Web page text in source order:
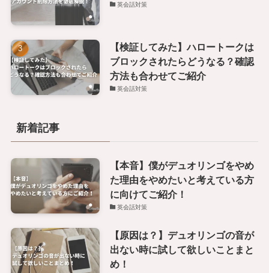
英会話対策
【検証してみた】ハロートークは
ブロックされたらどうなる？確認
方法も合わせてご紹介
英会話対策
新着記事
【本音】僕がデュオリンゴをやめ
た理由をやめたいと考えている方
に向けてご紹介！
英会話対策
【原因は？】デュオリンゴの音が
出ない時に試して欲しいことまと
め！